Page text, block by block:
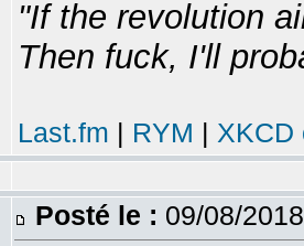
"If the revolution
Then fuck, I'll
Last.fm | RYM | XKCD
Posté le : 09/08/